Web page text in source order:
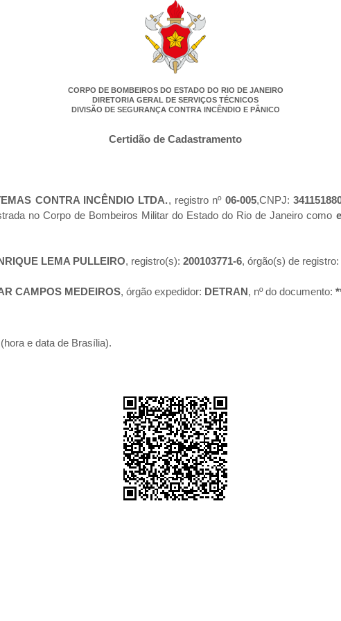
CORPO DE BOMBEIROS DO ESTADO DO RIO DE JANEIRO
DIRETORIA GERAL DE SERVIÇOS TÉCNICOS
DIVISÃO DE SEGURANÇA CONTRA INCÊNDIO E PÂNICO
Certidão de Cadastramento
CONTRA INCÊNDIO LTDA., registro nº06-005,CNPJ:
no Corpo de Bombeiros Militar do Estado do Rio de Janeiro como
LEMA PULLEIRO, registro(s): 200103771-6, órgão(s) de registro:
CAMPOS MEDEIROS, órgão expedidor: DETRAN, nº do documento:
(hora e data de Brasília).